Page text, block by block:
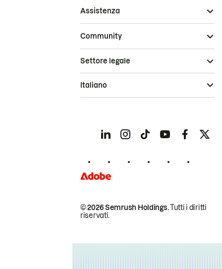
Assistenza
Community
© 2026 Semrush Holdings.Tutti i diritti
riservati.
Settore legale
Italiano